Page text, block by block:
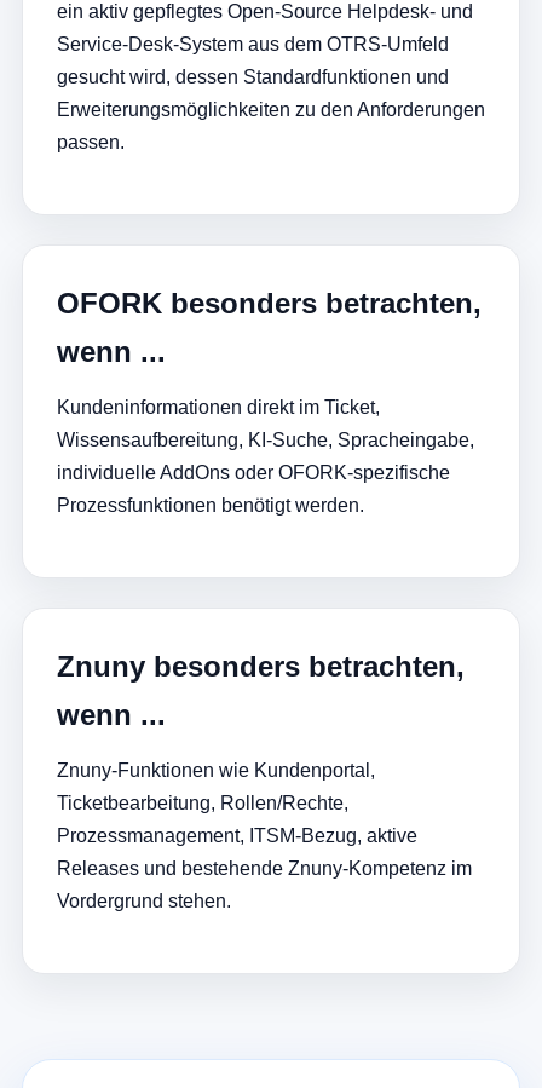
ein aktiv gepflegtes Open-Source Helpdesk- und
Service-Desk-System aus dem OTRS-Umfeld
gesucht wird, dessen Standardfunktionen und
Erweiterungsmöglichkeiten zu den Anforderungen
passen.
OFORK besonders betrachten,
wenn ...
Kundeninformationen direkt im Ticket,
Wissensaufbereitung, KI-Suche, Spracheingabe,
individuelle AddOns oder OFORK-spezifische
Prozessfunktionen benötigt werden.
Znuny besonders betrachten,
wenn ...
Znuny-Funktionen wie Kundenportal,
Ticketbearbeitung, Rollen/Rechte,
Prozessmanagement, ITSM-Bezug, aktive
Releases und bestehende Znuny-Kompetenz im
Vordergrund stehen.